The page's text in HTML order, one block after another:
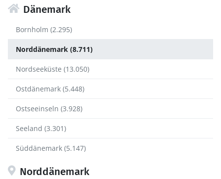
Dänemark
Bornholm (2.295)
Norddänemark (8.711)
Nordseeküste (13.050)
Ostdänemark (5.448)
Ostseeinseln (3.928)
Seeland (3.301)
Süddänemark (5.147)
Norddänemark